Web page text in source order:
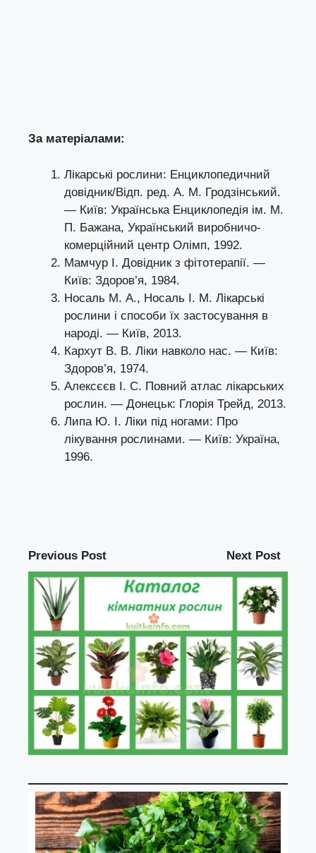
За матеріалами:
Лікарські рослини: Енциклопедичний
довідник/Відп. ред. А. М. Гродзінський.
— Київ: Українська Енциклопедія ім. М.
П. Бажана, Український виробничо-
комерційний центр Олімп, 1992.
Мамчур І. Довідник з фітотерапії. —
Київ: Здоров’я, 1984.
Носаль М. А., Носаль І. М. Лікарські
рослини і способи їх застосування в
народі. — Київ, 2013.
Кархут В. В. Ліки навколо нас. — Київ:
Здоров’я, 1974.
Алексєєв І. С. Повний атлас лікарських
рослин. — Донецьк: Глорія Трейд, 2013.
Липа Ю. І. Ліки під ногами: Про
лікування рослинами. — Київ: Україна,
1996.
Previous Post Next Post